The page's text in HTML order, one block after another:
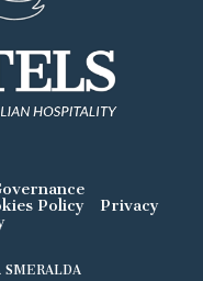
Policy
Privacy
SMERALDA